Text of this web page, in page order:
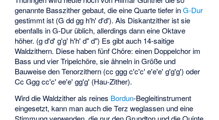
genannte Basszither gebaut, die eine Quarte tiefer inG-Dur
gestimmt ist (G dd gg h'h' d'd'). Als Diskantzither ist sie
ebenfalls in G-Dur üblich, allerdings dann eine Oktave
höher. (g d'd' g'g' h'h' d" d") Es gibt auch 14-saitige
Waldzithern. Diese haben fünf Chöre: einen Doppelchor im
Bass und vier Tripelchöre, sie ähneln in Größe und
Bauweise den Tenorzithern (cc ggg c'c'c' e'e'e' g'g'g') oder
Cc Ggg cc'c' ee'e' gg'g' (Hau-Zither).
Wird die Waldzither als reines Bordun-Begleitinstrument
eingesetzt, kann man auch die Terz weglassen und eine